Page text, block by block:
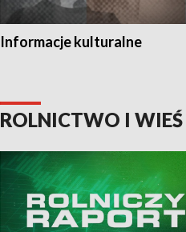
Informacje kulturalne
ROLNICTWO I WIEŚ